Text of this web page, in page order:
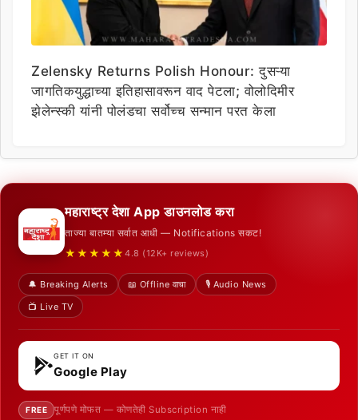
Zelensky Returns Polish Honour: दुसऱ्या
जागतिकयुद्धाच्या इतिहासावरून वाद पेटला; वोलोदिमीर
झेलेन्स्की यांनी पोलंडचा सर्वोच्च सन्मान परत केला
महाराष्ट्र देशा App डाउनलोड करा
ताज्या बातम्या सर्वात आधी — Notifications सकट!
★★★★★ 4.8 (12K+ reviews)
🔔 Breaking Alerts 📖 Offline वाचा
🎙️ Audio News
📺 Live TV
GET IT ON
Google Play
FREE पूर्णपणे मोफत — कोणतेही Subscription नाही